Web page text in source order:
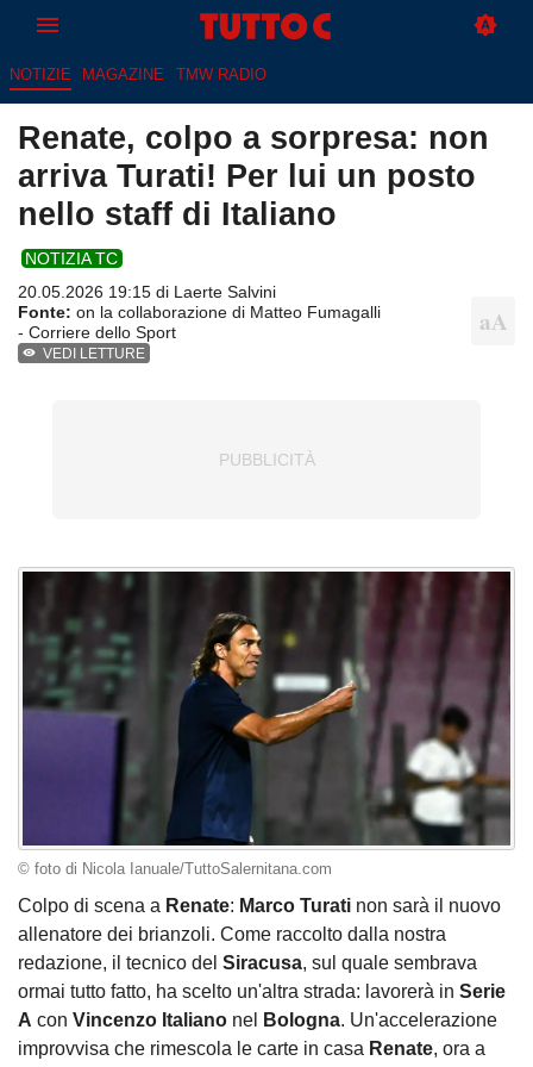
NOTIZIE MAGAZINE TMW RADIO
Renate, colpo a sorpresa: non
arriva Turati! Per lui un posto
nello staff di Italiano
NOTIZIA TC
20.05.2026 19:15 di Laerte Salvini
Fonte: on la collaborazione di Matteo Fumagalli
- Corriere dello Sport
VEDI LETTURE
© foto di Nicola Ianuale/TuttoSalernitana.com
Colpo di scena a Renate: Marco Turati non sarà il nuovo
allenatore dei brianzoli. Come raccolto dalla nostra
redazione, il tecnico del Siracusa, sul quale sembrava
ormai tutto fatto, ha scelto un'altra strada: lavorerà in Serie
A con Vincenzo Italiano nel Bologna. Un'accelerazione
improvvisa che rimescola le carte in casa Renate, ora a